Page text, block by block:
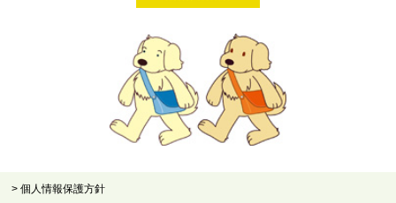
> 個人情報保護方針